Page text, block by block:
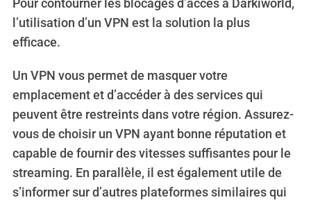
Pour contourner les blocages d’accès à Darkiworld,
l’utilisation d’un VPN est la solution la plus
efficace.
Un VPN vous permet de masquer votre
emplacement et d’accéder à des services qui
peuvent être restreints dans votre région. Assurez-
vous de choisir un VPN ayant bonne réputation et
capable de fournir des vitesses suffisantes pour le
streaming. En parallèle, il est également utile de
s’informer sur d’autres plateformes similaires qui